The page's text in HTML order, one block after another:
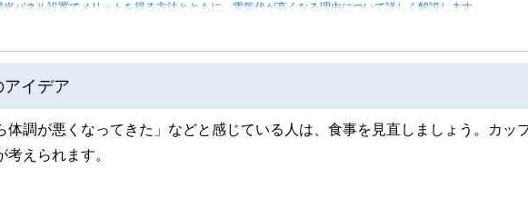
パネル設置でメリットを得る方法とともに、電気代が高くなる理由について詳しく解説します。
アイデア
体調が悪くなってきた」などと感じている人は、食事を見直しましょう。カッ
えられます。